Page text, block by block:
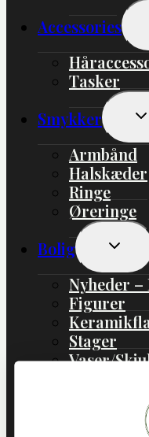
Accessories
Tasker
Smykker
Armbånd
Halskæder
Ringe
Øreringe
Bolig
Skift
Nyheder –
Figurer
Stager
Vaser/